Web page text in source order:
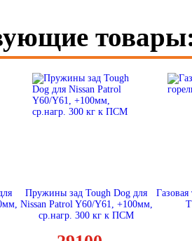
Пружины зад Tough Dog для
Nissan Patrol Y60/Y61, +100мм,
ср.нагр. 300 кг к ПСМ
Газовая